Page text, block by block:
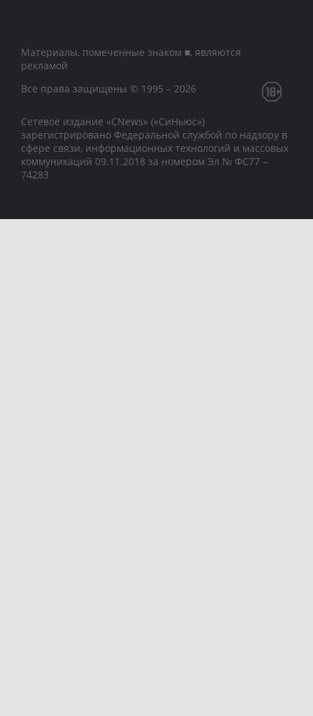
Материалы, помеченные знаком ■, являются
рекламой
Все права защищены © 1995 – 2026
Сетевое издание «CNews» («СиНьюс»)
зарегистрировано Федеральной службой по надзору в
сфере связи, информационных технологий и массовых
коммуникаций 09.11.2018 за номером Эл № ФС77 –
74283